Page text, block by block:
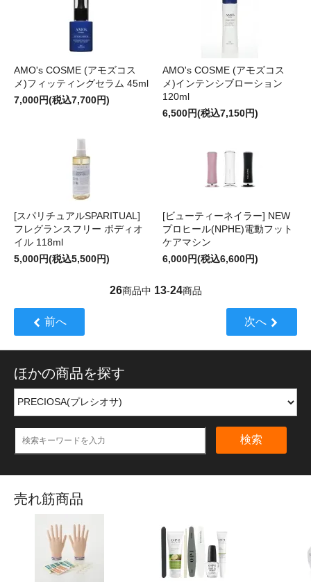
AMO's COSME (アモズコス
メ)フィッティングセラム 45ml
7,000円(税込7,700円)
AMO's COSME (アモズコス
メ)インテンシブローション
120ml
6,500円(税込7,150円)
[スパリチュアルSPARITUAL]
フレグランスフリー ボディオ
イル 118ml
5,000円(税込5,500円)
[ビューティーネイラー] NEW
プロヒール(NPHE)電動フット
ケアマシン
6,000円(税込6,600円)
26商品中 13-24商品
前へ 次へ
ほかの商品を探す
検索
売れ筋商品